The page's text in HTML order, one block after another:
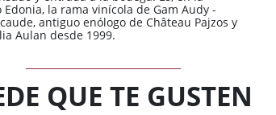
la rama vinícola de Gam Audy -
antiguo enólogo de Château Pajzos y
Aulan desde 1999.
QUE TE GUSTEN